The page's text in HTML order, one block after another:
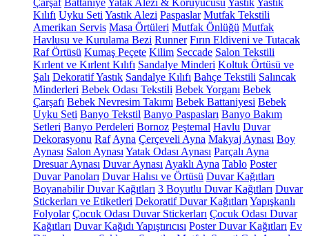
Çarşaf BattaniyeYatak Alezi & Koruyucusu YastıkYastık
Kılıfı Uyku Seti Yastık Alezi Paspaslar Mutfak Tekstili
Amerikan Servis Masa Örtüleri Mutfak Önlüğü Mutfak
Havlusu ve Kurulama Bezi Runner Fırın Eldiveni ve Tutacak
Raf Örtüsü Kumaş Peçete Kilim Seccade Salon Tekstili
Kırlent ve Kırlent Kılıfı Sandalye Minderi Koltuk Örtüsü ve
Şalı Dekoratif Yastık Sandalye Kılıfı Bahçe Tekstili Salıncak
Minderleri Bebek Odası Tekstili Bebek Yorganı Bebek
Çarşafı Bebek Nevresim Takımı Bebek Battaniyesi Bebek
Uyku Seti Banyo Tekstil Banyo Paspasları Banyo Bakım
Setleri Banyo Perdeleri Bornoz Peştemal Havlu Duvar
Dekorasyonu Raf Ayna Çerçeveli Ayna Makyaj Aynası Boy
Aynası Salon Aynası Yatak Odası Aynası Parçalı Ayna
Dresuar Aynası Duvar Aynası Ayaklı Ayna Tablo Poster
Duvar Panoları Duvar Halısı ve Örtüsü Duvar Kağıtları
Boyanabilir Duvar Kağıtları 3 Boyutlu Duvar Kağıtları Duvar
Stickerları ve Etiketleri Dekoratif Duvar Kağıtları Yapışkanlı
Folyolar Çocuk Odası Duvar Stickerları Çocuk Odası Duvar
Kağıtları Duvar Kağıdı Yapıştırıcısı Poster Duvar Kağıtları Ev